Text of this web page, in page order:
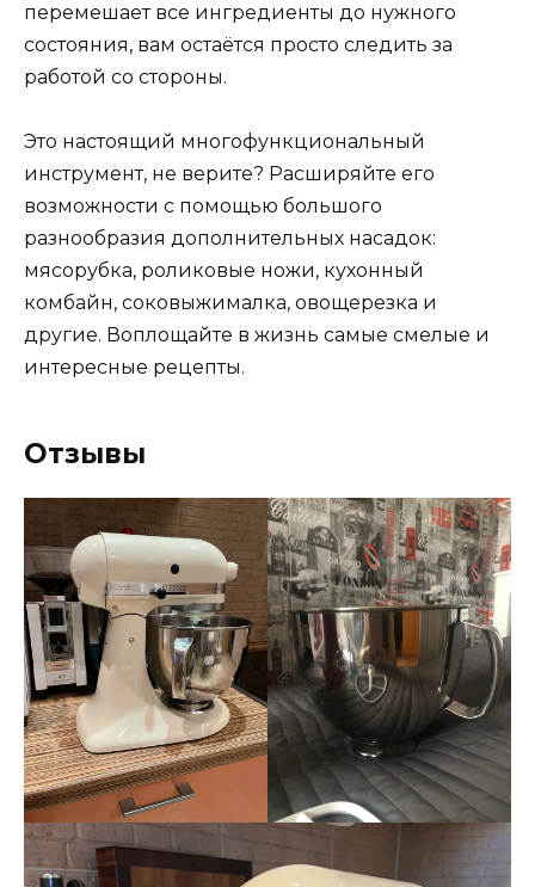
перемешает все ингредиенты до нужного
состояния, вам остаётся просто следить за
работой со стороны.
Это настоящий многофункциональный
инструмент, не верите? Расширяйте его
возможности с помощью большого
разнообразия дополнительных насадок:
мясорубка, роликовые ножи, кухонный
комбайн, соковыжималка, овощерезка и
другие. Воплощайте в жизнь самые смелые и
интересные рецепты.
Отзывы